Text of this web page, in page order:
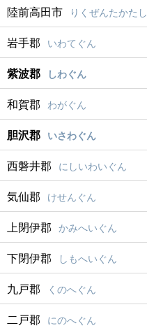
陸前高田市 りくぜんたかたし
岩手郡 いわてぐん
紫波郡 しわぐん
和賀郡 わがぐん
胆沢郡 いさわぐん
西磐井郡 にしいわいぐん
気仙郡 けせんぐん
上閉伊郡 かみへいぐん
下閉伊郡 しもへいぐん
九戸郡 くのへぐん
二戸郡 にのへぐん